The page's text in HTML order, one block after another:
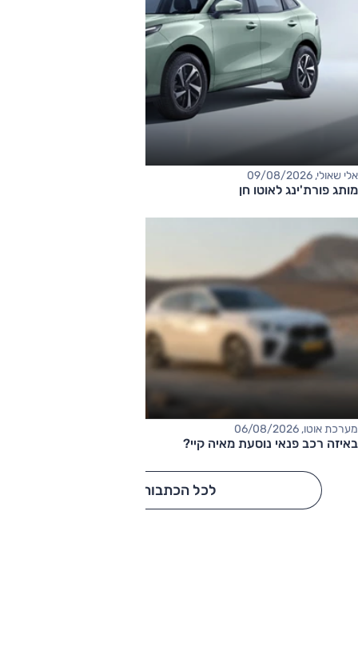
אלי שאולי, 09/08/2026
מותג פורת'ינג לאוטו חן
מערכת אוטו, 06/08/2026
באיזה רכב פנאי נוסעת מאיה קיי?
לכל הכתבות